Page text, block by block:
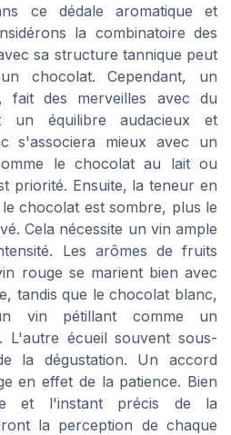
ce dédale aromatique et
la combinatoire des
sa structure tannique peut
chocolat. Cependant, un
fait des merveilles avec du
un équilibre audacieux et
s'associera mieux avec un
le chocolat au lait ou
priorité. Ensuite, la teneur en
chocolat est sombre, plus le
Cela nécessite un vin ample
Les arômes de fruits
rouge se marient bien avec
tandis que le chocolat blanc,
vin pétillant comme un
L'autre écueil souvent sous-
la dégustation. Un accord
en effet de la patience. Bien
et l'instant précis de la
la perception de chaque